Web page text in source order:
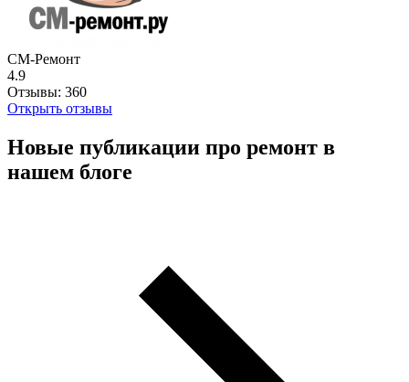
СМ-Ремонт
4.9
Отзывы: 360
Открыть отзывы
Новые публикации про ремонт в
нашем блоге